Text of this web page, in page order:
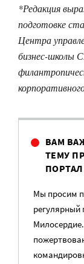
*Редакция
подготовке
Центра
бизнес-школы
ВАМ
ТЕМУ
Мы просим
регулярный